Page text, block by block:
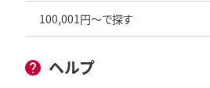
100,001円～で探す
ヘルプ